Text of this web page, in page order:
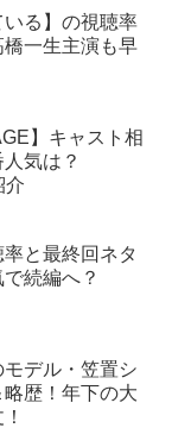
いる】の視聴率
一生主演も早
】キャスト相
気は？
介
率と最終回ネタ
続編へ？
モデル・笠置シ
歴！年下の大